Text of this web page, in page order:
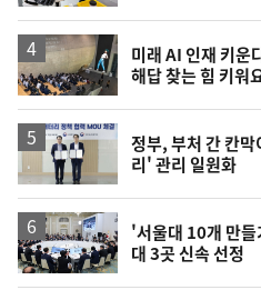
미래 AI 인재 키운
해답 찾는 힘 키워
정부, 부처 간 칸
리' 관리 일원화
'서울대 10개 만
대 3곳 신속 선정